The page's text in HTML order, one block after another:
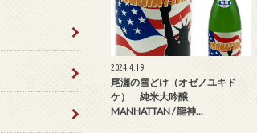
2024.4.19
尾瀬の雪どけ（オゼノユキド
ケ） 純米大吟醸
MANHATTAN / 龍神…